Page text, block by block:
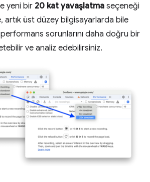
yeni bir 20 kat yavaşlatma seçeneği
artık üst düzey bilgisayarlarda bile
sorunlarını daha doğru bir
ve analiz edebilirsiniz.